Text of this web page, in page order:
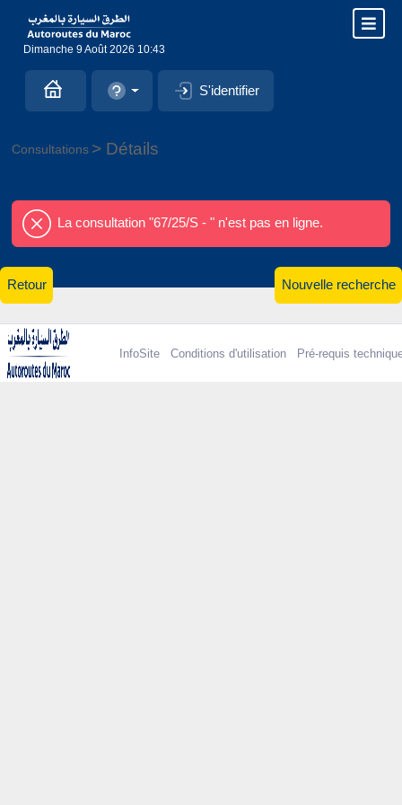
Dimanche 9 Août 2026 10:43
S'identifier
Consultations > Détails
La consultation "67/25/S - " n'est pas en ligne.
Retour Nouvelle recherche
InfoSite Conditions d'utilisation Pré-requis